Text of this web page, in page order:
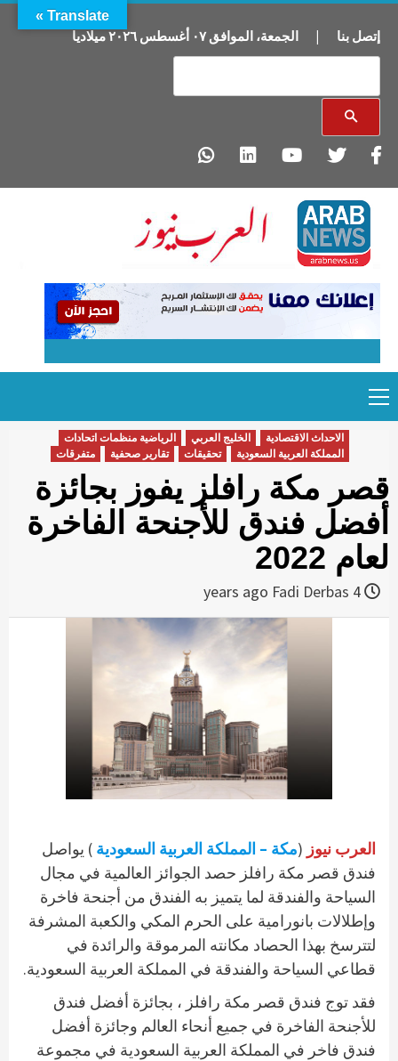
إتصل بنا | الجمعة، الموافق٠٧ أغسطس ٢٠٢٦ميلاديا
to
content
Menu
الاحداث الاقتصادية الخليج العربي
الرياضية منظمات اتحادات
المملكة العربية السعودية
تحقيقات تقارير صحفية متفرقات
قصر مكة رافلز يفوز بجائزة
أفضل فندق للأجنحة الفاخرة
لعام 2022
Fadi Derbas
العرب نيوز (مكة – المملكة العربية السعودية ) يواصل
فندق قصر مكة رافلز حصد الجوائز العالمية في مجال
السياحة والفندقة لما يتميز به الفندق من أجنحة فاخرة
وإطلالات بانورامية على الحرم المكي والكعبة المشرفة
لتترسخ بهذا الحصاد مكانته المرموقة والرائدة في
قطاعي السياحة والفندقة في المملكة العربية السعودية.
فقد توج فندق قصر مكة رافلز ، بجائزة أفضل فندق
للأجنحة الفاخرة في جميع أنحاء العالم وجائزة أفضل
فندق فاخر في المملكة العربية السعودية في مجموعة
Translate »